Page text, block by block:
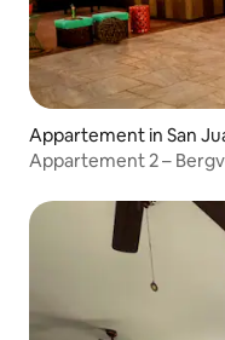
Appartement in San
Appartement 2 –